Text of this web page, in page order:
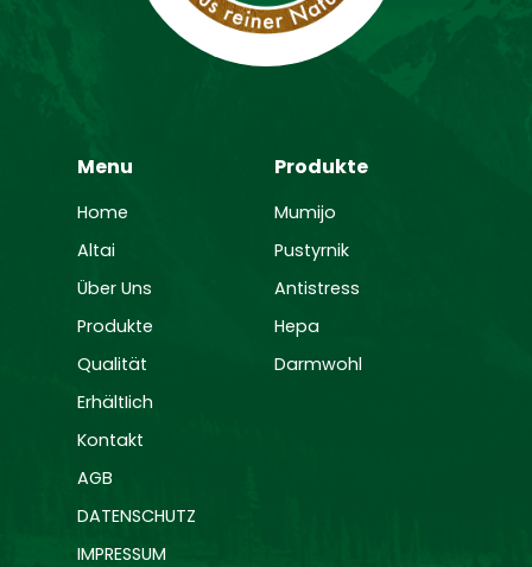
Menu
Home
Altai
Über Uns
Produkte
Qualität
ErhältIich
Kontakt
AGB
DATENSCHUTZ
IMPRESSUM
Produkte
Mumijo
Pustyrnik
Antistress
Hepa
Darmwohl